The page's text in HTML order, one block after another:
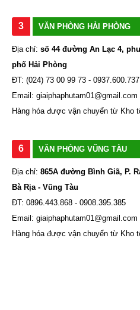
3 VĂN PHÒNG HẢI PHÒNG
Địa chỉ: số 44 đường An Lạc 4,
phố Hải Phòng
ĐT: (024) 73 00 99 73 - 0937.600.737
Email: giaiphaphutam01@gmail.com
Hàng hóa được vận chuyển từ Kho
6 VĂN PHÒNG VŨNG TÀU
Địa chỉ: 865A đường Bình Giã, P.
Bà Rịa - Vũng Tàu
ĐT: 0896.443.868 - 0908.395.385
Email: giaiphaphutam01@gmail.com
Hàng hóa được vận chuyển từ Kho